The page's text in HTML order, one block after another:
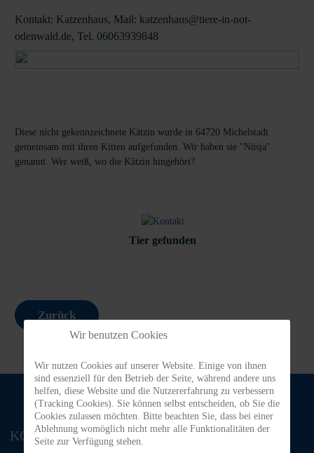
Kontakt: Katzenhaus, Mail: katzenhaus@tiere-in-not-
odenwald.de, Tel. 06063939848
Diese nicht gekennzeichnete Kätzin wurde in 64720 Michelstadt
gemeinsam mit ihren Kitten aufgefunden. Wir haben sie "Nüsja"
genannt. Wer weiß, wo die Kätzin hingehört?
Tier gefunden
Zurück
KONTAKT
Wir benutzen Cookies
Wir nutzen Cookies auf unserer Website. Einige von ihnen
sind essenziell für den Betrieb der Seite, während andere uns
helfen, diese Website und die Nutzererfahrung zu verbessern
(Tracking Cookies). Sie können selbst entscheiden, ob Sie die
Cookies zulassen möchten. Bitte beachten Sie, dass bei einer
Ablehnung womöglich nicht mehr alle Funktionalitäten der
Seite zur Verfügung stehen.